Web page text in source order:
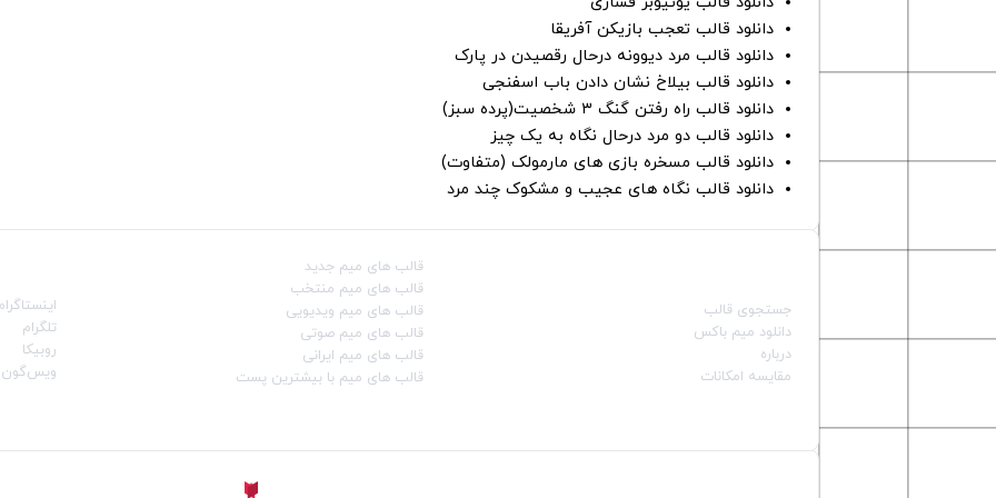
دانلود قالب تعجب بازیکن آفریقا
دانلود قالب مرد دیوونه درحال رقصیدن در پارک
دانلود قالب بیلاخ نشان دادن باب اسفنجی
دانلود قالب راه رفتن گنگ ۳ شخصیت(پرده سبز)
دانلود قالب دو مرد درحال نگاه به یک چیز
دانلود قالب مسخره بازی های مارمولک (متفاوت)
دانلود قالب نگاه های عجیب و مشکوک چند مرد
جستجوی قالب
دانلود میم باکس
درباره
مقایسه امکانات
قالب‌ های میم جدید
قالب‌ های میم منتخب
قالب‌ های میم ویدیویی
قالب‌ های میم صوتی
قالب‌ های میم ایرانی
قالب‌ های میم با بیشترین پست
تلگرام
روبیکا
ویس‌گون